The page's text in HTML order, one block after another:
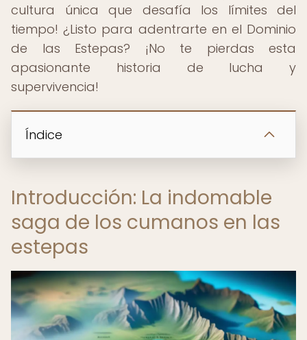
cultura única que desafía los límites del
tiempo! ¿Listo para adentrarte en el Dominio
de las Estepas? ¡No te pierdas esta
apasionante historia de lucha y
supervivencia!
Índice
Introducción: La indomable
saga de los cumanos en las
estepas